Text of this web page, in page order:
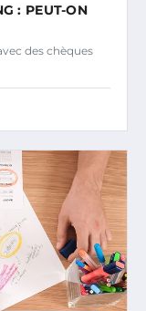
: PEUT-ON
des chèques